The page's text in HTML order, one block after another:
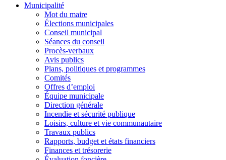
Municipalité
Mot du maire
Élections municipales
Conseil municipal
Séances du conseil
Procès-verbaux
Avis publics
Plans, politiques et programmes
Comités
Offres d’emploi
Équipe municipale
Direction générale
Incendie et sécurité publique
Loisirs, culture et vie communautaire
Travaux publics
Rapports, budget et états financiers
Finances et trésorerie